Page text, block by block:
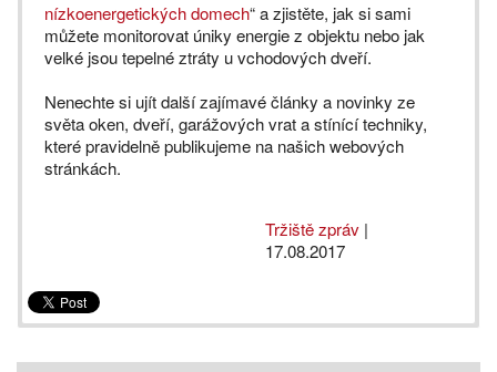
nízkoenergetických domech“ a zjistěte, jak si sami
můžete monitorovat úniky energie z objektu nebo jak
velké jsou tepelné ztráty u vchodových dveří.
Nenechte si ujít další zajímavé články a novinky ze
světa oken, dveří, garážových vrat a stínící techniky,
které pravidelně publikujeme na našich webových
stránkách.
Tržiště zpráv |
17.08.2017